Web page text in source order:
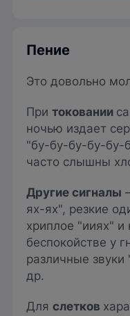
Пение
Это довольно
При токовании
ночью издает
"бу-бу-бу-бу-бу-
часто слышны
Другие сигналы
ях-ях", резкие
хриплое "ииях" и
беспокойстве у
различные
др.
Для слетков